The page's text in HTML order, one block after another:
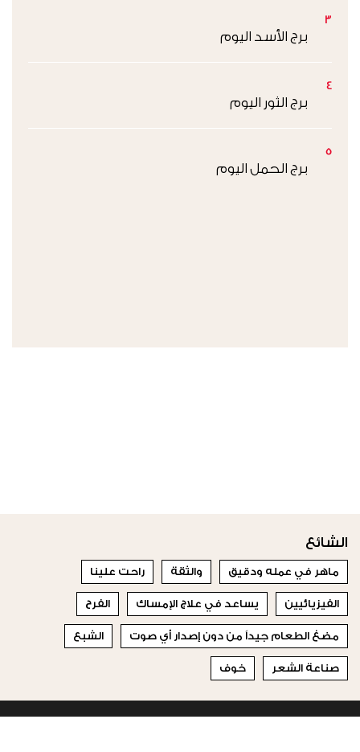
3
برج الأسد اليوم
4
برج الثور اليوم
5
برج الحمل اليوم
الشائع
ماهر في عمله ودقيق والثقة راحت علينا
الفيزيائيين يساعد في علاج الإمساك الفرح
مضغ الطعام جيداً من دون إصدار أي صوت الشبع
صناعة الشعر خوف
© 2023 Special Madame Figaro